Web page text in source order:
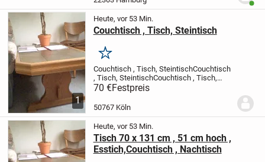
natürlichen Formen des...
1
Heute, vor 53 Min.
Couchtisch , Tisch, Steintisch
Merken
Couchtisch , Tisch, SteintischCouchtisch
, Tisch, SteintischCouchtisch , Tisch,
SteintischCouchtisch , Tisch,
SteintischCouchtisch , Tisch,
SteintischCouchtisch , Tisch,
70 €Festpreis
50767 Köln
Heute, vor 53 Min.
Tisch 70 x 131 cm , 51 cm hoch ,
Esstich,Couchtisch , Nachtisch